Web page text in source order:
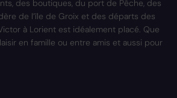
des boutiques, du port de Pêche, des
de l’île de Groix et des départs des
à Lorient est idéalement placé. Que
en famille ou entre amis et aussi pour